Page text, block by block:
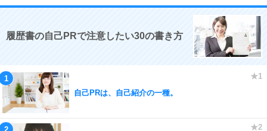
履歴書の自己PRで注意したい30の書き方
自己PRは、自己紹介の一種。